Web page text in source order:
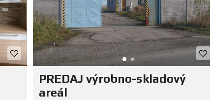
PREDAJ výrobno-skladový
areál